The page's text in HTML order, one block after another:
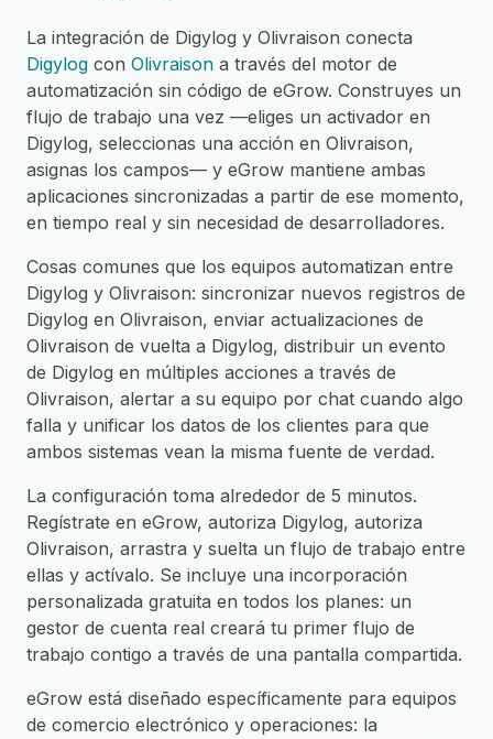
La integración de Digylog y Olivraison conecta
Digylog con Olivraison a través del motor de
automatización sin código de eGrow. Construyes un
flujo de trabajo una vez —eliges un activador en
Digylog, seleccionas una acción en Olivraison,
asignas los campos— y eGrow mantiene ambas
aplicaciones sincronizadas a partir de ese momento,
en tiempo real y sin necesidad de desarrolladores.
Cosas comunes que los equipos automatizan entre
Digylog y Olivraison: sincronizar nuevos registros de
Digylog en Olivraison, enviar actualizaciones de
Olivraison de vuelta a Digylog, distribuir un evento
de Digylog en múltiples acciones a través de
Olivraison, alertar a su equipo por chat cuando algo
falla y unificar los datos de los clientes para que
ambos sistemas vean la misma fuente de verdad.
La configuración toma alrededor de 5 minutos.
Regístrate en eGrow, autoriza Digylog, autoriza
Olivraison, arrastra y suelta un flujo de trabajo entre
ellas y actívalo. Se incluye una incorporación
personalizada gratuita en todos los planes: un
gestor de cuenta real creará tu primer flujo de
trabajo contigo a través de una pantalla compartida.
eGrow está diseñado específicamente para equipos
de comercio electrónico y operaciones: la